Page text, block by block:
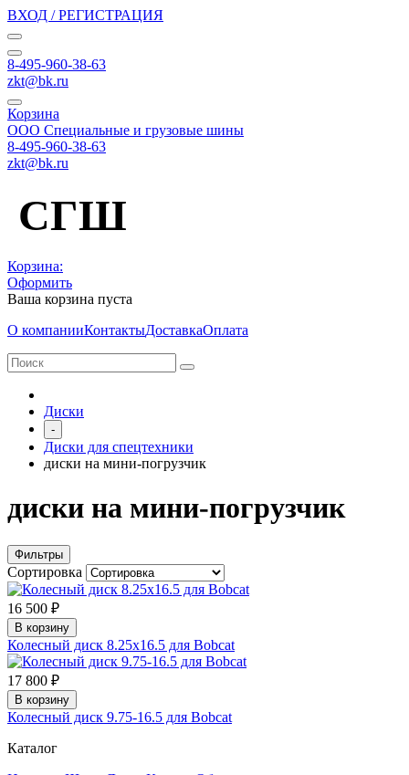
ВХОД / РЕГИСТРАЦИЯ
8-495-960-38-63
zkt@bk.ru
Корзина
ООО Специальные и грузовые шины
8-495-960-38-63
zkt@bk.ru
СГШ
Корзина:
Оформить
Ваша корзина пуста
О компанииКонтактыДоставкаОплата
Диски
-
Диски для спецтехники
диски на мини-погрузчик
диски на мини-погрузчик
Фильтры
Сортировка
16 500 ₽
В корзину
Колесный диск 8.25х16.5 для Bobcat
17 800 ₽
В корзину
Колесный диск 9.75-16.5 для Bobcat
Каталог